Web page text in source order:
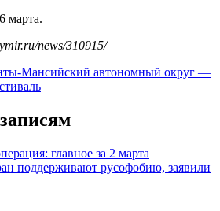
марта.
news/310915/
Мансийский автономный округ —
главное за 2 марта
поддерживают русофобию, заявили